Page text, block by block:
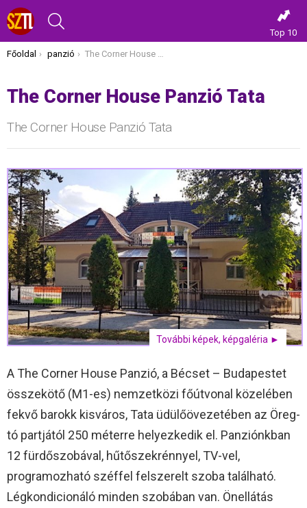
Top 10
Itt vagy most:
Főoldal panzió The Corner House Panzió Tata
The Corner House Panzió Tata
The Corner House Panzió Tata
További képek, képgaléria ►
A The Corner House Panzió, a Bécset – Budapestet
összekötő (M1-es) nemzetközi főútvonal közelében
fekvő barokk kisváros, Tata üdülőövezetében az Öreg-
tó partjától 250 méterre helyezkedik el. Panziónkban
12 fürdőszobával, hűtőszekrénnyel, TV-vel,
programozható széffel felszerelt szoba található.
Légkondicionáló minden szobában van. Önellátás